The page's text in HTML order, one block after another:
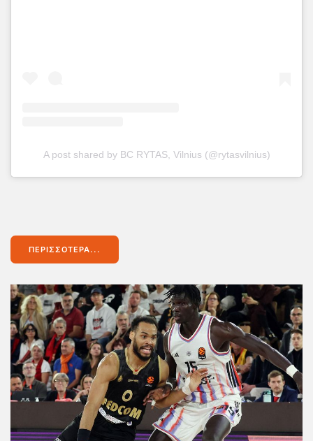
A post shared by BC RYTAS, Vilnius (@rytasvilnius)
ΠΕΡΙΣΣΌΤΕΡΑ...